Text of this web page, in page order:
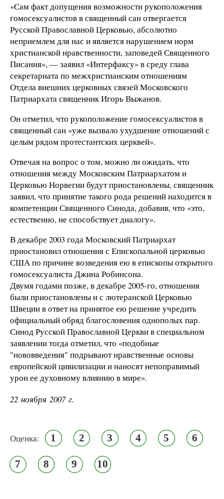
«Сам факт допущения возможности рукоположения
гомосексуалистов в священный сан отвергается
Русской Православной Церковью, абсолютно
неприемлем для нас и является нарушением норм
христианской нравственности, заповедей Священного
Писания», — заявил «Интерфаксу» в среду глава
секретариата по межхристианским отношениям
Отдела внешних церковных связей Московского
Патриархата священник Игорь Выжанов.
Он отметил, что рукоположение гомосексуалистов в
священный сан «уже вызвало ухудшение отношений с
целым рядом протестантских церквей».
Отвечая на вопрос о том, можно ли ожидать, что
отношения между Московским Патриархатом и
Церковью Норвегии будут приостановлены, священник
заявил, что принятие такого рода решений находится в
компетенции Священного Синода, добавив, что «это,
естественно, не способствует диалогу».
В декабре 2003 года Московский Патриархат
приостановил отношения с Епископальной церковью
США по причине возведения ею в епископы открытого
гомосексуалиста Джина Робинсона.
Двумя годами позже, в декабре 2005-го, отношения
были приостановлены и с лютеранской Церковью
Швеции в ответ на принятое ею решение учредить
официальный обряд благословения однополых пар.
Синод Русской Православной Церкви в специальном
заявлении тогда отметил, что «подобные
"нововведения" подрывают нравственные основы
европейской цивилизации и наносят непоправимый
урон ее духовному влиянию в мире».
22 ноября 2007 г.
Оценка: 1 2 3 4 5 6
7 8 9 10